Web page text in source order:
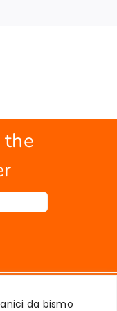
da bismo
the